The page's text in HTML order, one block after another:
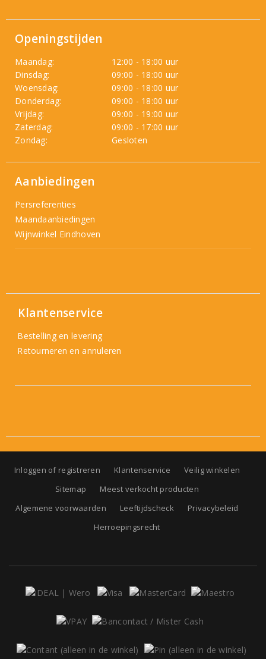
Openingstijden
Maandag:
12:00 - 18:00 uur
Dinsdag:
09:00 - 18:00 uur
Woensdag:
09:00 - 18:00 uur
Donderdag:
09:00 - 18:00 uur
Vrijdag:
09:00 - 19:00 uur
Zaterdag:
09:00 - 17:00 uur
Zondag:
Gesloten
Aanbiedingen
Persreferenties
Maandaanbiedingen
Wijnwinkel Eindhoven
Klantenservice
Bestelling en levering
Retourneren en annuleren
Inloggen of registreren Klantenservice
Veilig winkelen
Sitemap
Meest verkocht producten
Algemene voorwaarden
Leeftijdscheck
Privacybeleid
Herroepingsrecht